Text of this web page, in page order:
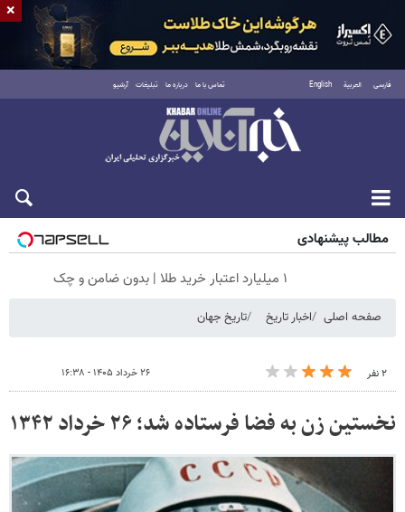
فارسی العربية English تماس با ما درباره ما تبلیغات آرشیو
جمعه ۱۶ مرداد ۱۴۰۵
مطالب پیشنهادی
۱ میلیارد اعتبار خرید طلا | بدون ضامن و چک
صفحه اصلی اخبار تاریخ تاریخ جهان
۲ نفر ۲۶ خرداد ۱۴۰۵ - ۱۶:۳۸
نخستین زن به فضا فرستاده شد؛ ۲۶ خرداد ۱۳۴۲
×